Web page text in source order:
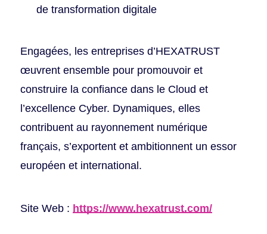
de transformation digitale
Engagées, les entreprises d’HEXATRUST
œuvrent ensemble pour promouvoir et
construire la confiance dans le Cloud et
l’excellence Cyber. Dynamiques, elles
contribuent au rayonnement numérique
français, s’exportent et ambitionnent un essor
européen et international.
Site Web : https://www.hexatrust.com/